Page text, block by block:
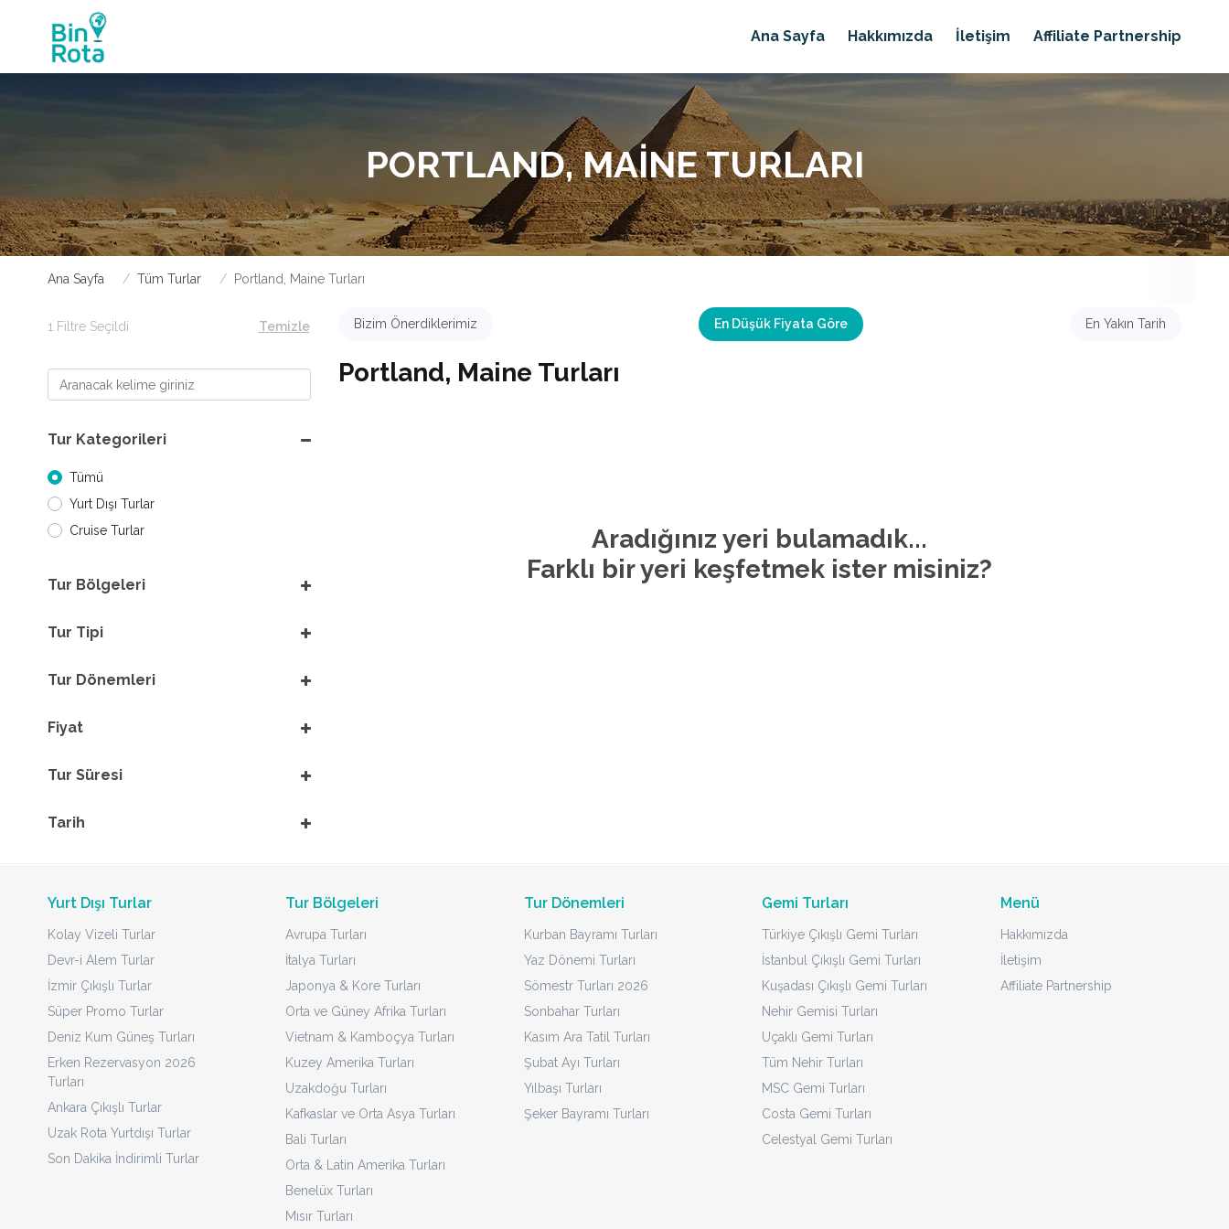
Ana Sayfa Hakkımızda İletişim Affiliate Partnership
PORTLAND, MAINE TURLARI
Ana Sayfa Tüm Turlar Portland, Maine Turları
1 Filtre Seçildi Temizle
Tur Kategorileri
Tümü
Yurt Dışı Turlar
Cruise Turlar
Tur Bölgeleri
Tur Tipi
Tur Dönemleri
Fiyat
Tur Süresi
Tarih
Bizim Önerdiklerimiz En Düşük Fiyata Göre En Yakın Tarih
Portland, Maine Turları
Aradığınız yeri bulamadık...
Farklı bir yeri keşfetmek ister misiniz?
Yurt Dışı Turlar
Kolay Vizeli Turlar
Devr-i Alem Turlar
İzmir Çıkışlı Turlar
Süper Promo Turlar
Deniz Kum Güneş Turları
Erken Rezervasyon 2026
Turları
Ankara Çıkışlı Turlar
Uzak Rota Yurtdışı Turlar
Son Dakika İndirimli Turlar
Tur Bölgeleri
Avrupa Turları
İtalya Turları
Japonya & Kore Turları
Orta ve Güney Afrika Turları
Vietnam & Kamboçya Turları
Kuzey Amerika Turları
Uzakdoğu Turları
Kafkaslar ve Orta Asya Turları
Bali Turları
Orta & Latin Amerika Turları
Benelüx Turları
Mısır Turları
Tur Dönemleri
Kurban Bayramı Turları
Yaz Dönemi Turları
Sömestr Turları 2026
Sonbahar Turları
Kasım Ara Tatil Turları
Şubat Ayı Turları
Yılbaşı Turları
Şeker Bayramı Turları
Gemi Turları
Türkiye Çıkışlı Gemi Turları
İstanbul Çıkışlı Gemi Turları
Kuşadası Çıkışlı Gemi Turları
Nehir Gemisi Turları
Uçaklı Gemi Turları
Tüm Nehir Turları
MSC Gemi Turları
Costa Gemi Turları
Celestyal Gemi Turları
Menü
Hakkımızda
İletişim
Affiliate Partnership